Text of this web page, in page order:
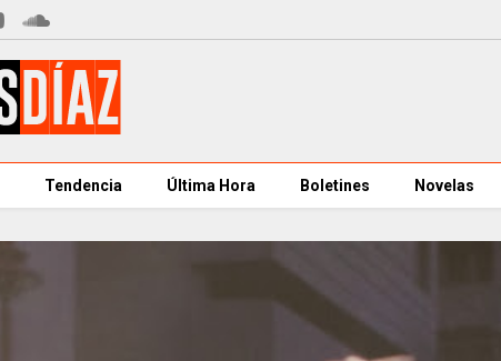
Tendencia Última Hora Boletines Novelas